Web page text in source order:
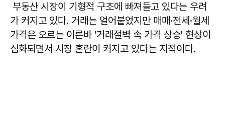
부동산 시장이 기형적 구조에 빠져들고 있다는 우려
가 커지고 있다. 거래는 얼어붙었지만 매매·전세·월세
가격은 오르는 이른바 '거래절벽 속 가격 상승' 현상이
심화되면서 시장 혼란이 커지고 있다는 지적이다.